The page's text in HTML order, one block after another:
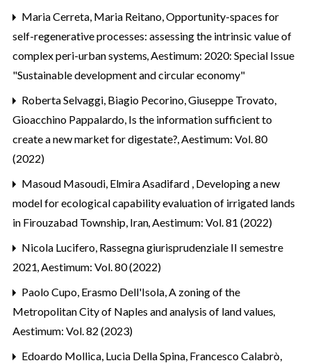
Maria Cerreta, Maria Reitano,Opportunity-spaces for
self-regenerative processes: assessing the intrinsic value of
complex peri-urban systems,Aestimum: 2020: Special Issue
"Sustainable development and circular economy"
Roberta Selvaggi, Biagio Pecorino, Giuseppe Trovato,
Gioacchino Pappalardo, Is the information sufficient to
create a new market for digestate?,Aestimum: Vol. 80
(2022)
Masoud Masoudi, Elmira Asadifard , Developing a new
model for ecological capability evaluation of irrigated lands
in Firouzabad Township, Iran,Aestimum: Vol. 81 (2022)
Nicola Lucifero, Rassegna giurisprudenziale II semestre
2021,Aestimum: Vol. 80 (2022)
Paolo Cupo, Erasmo Dell'Isola,A zoning of the
Metropolitan City of Naples and analysis of land values,
Aestimum: Vol. 82 (2023)
Edoardo Mollica, Lucia Della Spina, Francesco Calabrò,